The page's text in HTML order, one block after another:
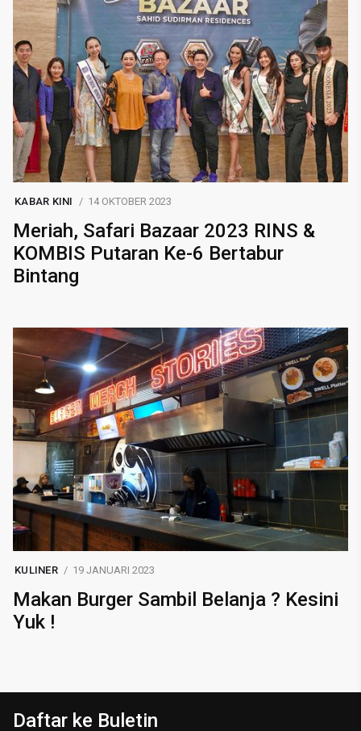
KABAR KINI 14 OKTOBER 2023
Meriah, Safari Bazaar 2023 RINS &
KOMBIS Putaran Ke-6 Bertabur
Bintang
KULINER 19 JANUARI 2023
Makan Burger Sambil Belanja ? Kesini
Yuk !
Daftar ke Buletin